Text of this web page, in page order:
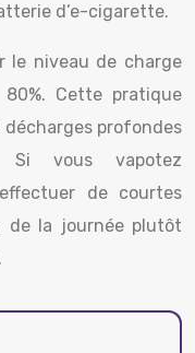
d’e-cigarette.
le niveau de charge
Cette pratique
profondes
Si vous vapotez
de courtes
de la journée plutôt